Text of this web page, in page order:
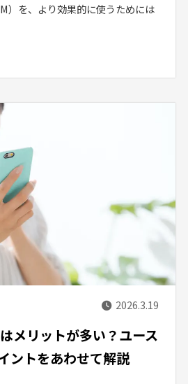
）を、より効果的に使うためには
2026.3.19
メリットが多い？ユース
ントをあわせて解説